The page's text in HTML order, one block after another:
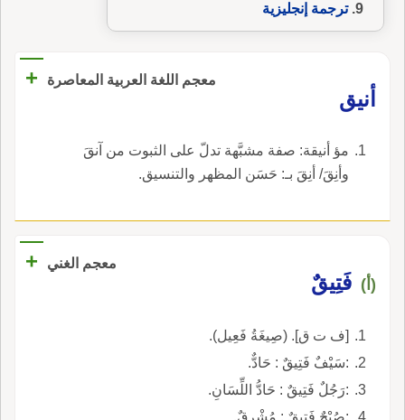
ترجمة إنجليزية
معجم اللغة العربية المعاصرة
+
أنيق
مؤ أنيقة: صفة مشبَّهة تدلّ على الثبوت من آنقَ
وأنِقَ/ أنِقَ بـ: حَسَن المظهر والتنسيق.
معجم الغني +
(أ) فَتِيقٌ
[ف ت ق]. (صِيغَةُ فَعِيل).
:سَيْفٌ فَتِيقٌ : حَادٌّ.
:رَجُلٌ فَتِيقٌ : حَادُّ اللِّسَانِ.
:صُبْحٌ فَتِيقٌ : مُشْرِقٌ.